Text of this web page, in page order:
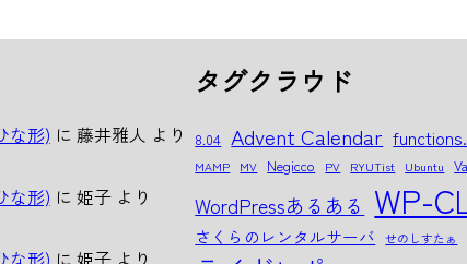
な形) に 藤井雅人 より
な形) に 姫子より
な形) に 姫子より
タグクラウド
8.04 Advent Calendar
MAMP MV Negicco PV RYUTist Ubuntu
WordPressあるある WP-
さくらのレンタルサーバ せのしすたぁ